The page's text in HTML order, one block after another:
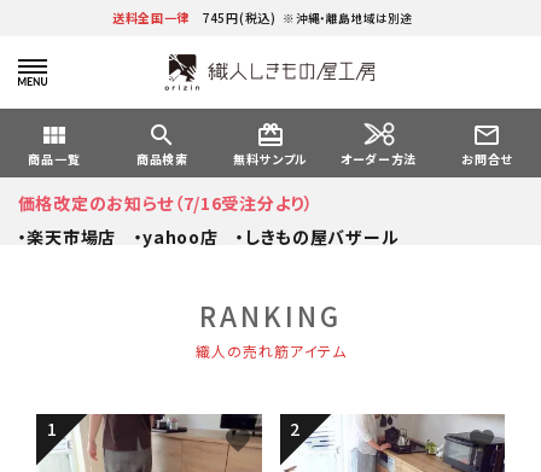
送料全国一律 745円(税込) ※沖縄・離島地域は別途
view_module
商品一覧
search
商品検索
card_giftcard
無料サンプル オーダー方法
mail_outline
お問合せ
価格改定のお知らせ（7/16受注分より）
・楽天市場店
・yahoo店 ・しきもの屋バザール
RANKING
織人の売れ筋アイテム
favorite favorite